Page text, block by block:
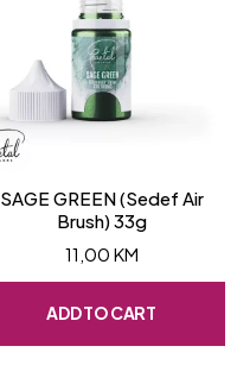
SAGE GREEN (Sedef Air
Brush) 33g
11,00 KM
ADD TO CART